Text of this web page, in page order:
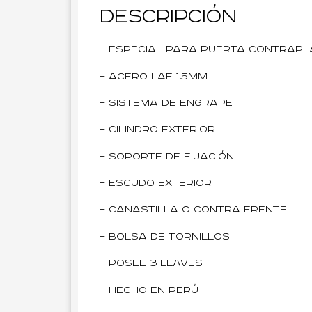
Descripción
– Especial para puerta
– Acero LAF 1.5mm
– Sistema de engrape
– Cilindro exterior
– Soporte de fijación
– Escudo exterior
– Canastilla o contra frente
– Bolsa de tornillos
– Posee 3 llaves
– Hecho en Perú